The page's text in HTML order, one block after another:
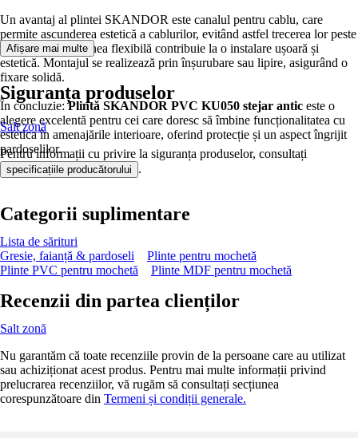
Un avantaj al plintei SKANDOR este canalul pentru cablu, care
permite ascunderea estetică a cablurilor, evitând astfel trecerea lor peste
pardoseală. Marginea flexibilă contribuie la o instalare ușoară și
estetică. Montajul se realizează prin înșurubare sau lipire, asigurând o
fixare solidă.
În concluzie:Plintă SKANDOR PVC KU050 stejar antic este o
alegere excelentă pentru cei care doresc să îmbine funcționalitatea cu
estetica în amenajările interioare, oferind protecție și un aspect îngrijit
pardoselilor.
Afișare mai multe
Siguranța produselor
Salt zonă
Pentru informații cu privire la siguranța produselor, consultați
specificațiile producătorului .
Categorii suplimentare
Lista de sărituri
Gresie, faianță & pardoseli
Plinte pentru mochetă
Plinte PVC pentru mochetă
Plinte MDF pentru mochetă
Recenzii din partea clienților
Salt zonă
Nu garantăm că toate recenziile provin de la persoane care au utilizat
sau achiziționat acest produs. Pentru mai multe informații privind
prelucrarea recenziilor, vă rugăm să consultați secțiunea
corespunzătoare din Termeni și condiții generale.